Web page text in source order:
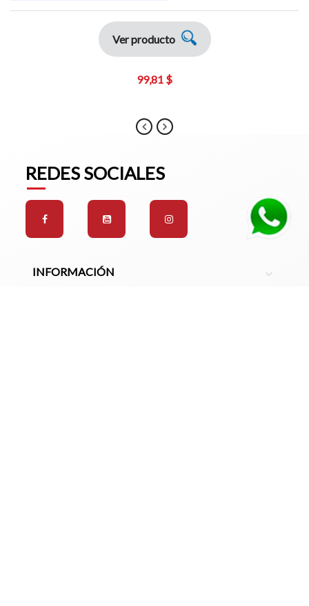
Ver producto
99,81 $
REDES SOCIALES
INFORMACIÓN expand_more